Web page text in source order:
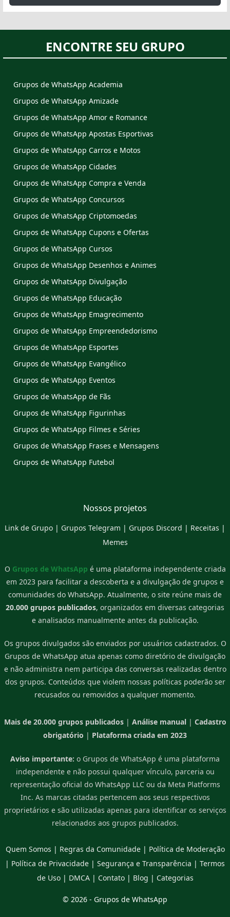
ENCONTRE SEU GRUPO
Grupos de WhatsApp Academia
Grupos de WhatsApp Amizade
Grupos de WhatsApp Amor e Romance
Grupos de WhatsApp Apostas Esportivas
Grupos de WhatsApp Carros e Motos
Grupos de WhatsApp Cidades
Grupos de WhatsApp Compra e Venda
Grupos de WhatsApp Concursos
Grupos de WhatsApp Criptomoedas
Grupos de WhatsApp Cupons e Ofertas
Grupos de WhatsApp Cursos
Grupos de WhatsApp Desenhos e Animes
Grupos de WhatsApp Divulgação
Grupos de WhatsApp Educação
Grupos de WhatsApp Emagrecimento
Grupos de WhatsApp Empreendedorismo
Grupos de WhatsApp Esportes
Grupos de WhatsApp Evangélico
Grupos de WhatsApp Eventos
Grupos de WhatsApp de Fãs
Grupos de WhatsApp Figurinhas
Grupos de WhatsApp Filmes e Séries
Grupos de WhatsApp Frases e Mensagens
Grupos de WhatsApp Futebol
Nossos projetos
Link de Grupo | Grupos Telegram | Grupos Discord | Receitas |
Memes
O Grupos de WhatsApp é uma plataforma independente criada
em 2023 para facilitar a descoberta e a divulgação de grupos e
comunidades do WhatsApp. Atualmente, o site reúne mais de
20.000 grupos publicados, organizados em diversas categorias
e analisados manualmente antes da publicação.
Os grupos divulgados são enviados por usuários cadastrados. O
Grupos de WhatsApp atua apenas como diretório de divulgação
e não administra nem participa das conversas realizadas dentro
dos grupos. Conteúdos que violem nossas políticas poderão ser
recusados ou removidos a qualquer momento.
Mais de 20.000 grupos publicados| Análise manual| Cadastro
obrigatório | Plataforma criada em 2023
Aviso importante: o Grupos de WhatsApp é uma plataforma
independente e não possui qualquer vínculo, parceria ou
representação oficial do WhatsApp LLC ou da Meta Platforms
Inc. As marcas citadas pertencem aos seus respectivos
proprietários e são utilizadas apenas para identificar os serviços
relacionados aos grupos publicados.
Quem Somos | Regras da Comunidade| Política de Moderação
| Política de Privacidade | Segurança e Transparência | Termos
de Uso| DMCA| Contato| Blog | Categorias
© 2026 - Grupos de WhatsApp